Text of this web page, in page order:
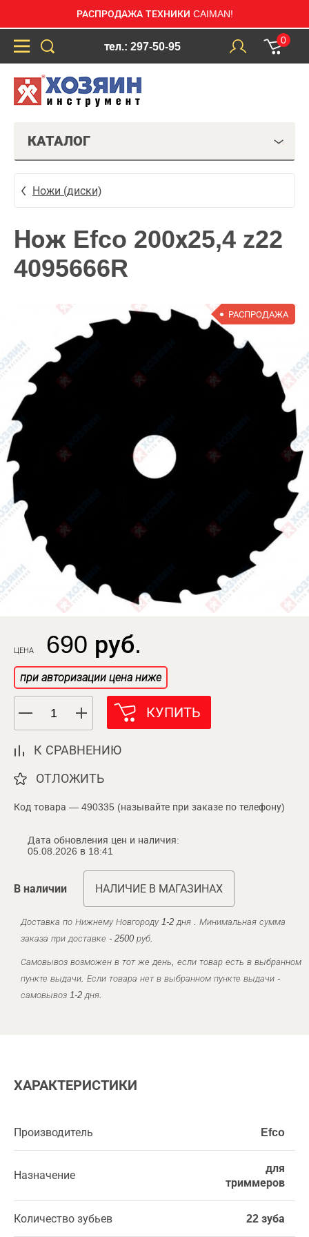
РАСПРОДАЖА ТЕХНИКИ CAIMAN!
тел.: 297-50-95
0
КАТАЛОГ
Ножи (диски)
Нож Efco 200х25,4 z22
4095666R
РАСПРОДАЖА
ЦЕНА 690 руб.
при авторизации цена ниже
КУПИТЬ
К СРАВНЕНИЮ
ОТЛОЖИТЬ
Код товара — 490335 (называйте при заказе по телефону)
Дата обновления цен и наличия:
05.08.2026 в 18:41
В наличии НАЛИЧИЕ В МАГАЗИНАХ
Доставка по Нижнему Новгороду 1-2 дня . Минимальная сумма
заказа при доставке - 2500 руб.
Самовывоз возможен в тот же день, если товар есть в выбранном
пункте выдачи. Если товара нет в выбранном пункте выдачи -
самовывоз 1-2 дня.
ХАРАКТЕРИСТИКИ
Производитель Efco
Назначение
для
триммеров
Количество зубьев 22 зуба